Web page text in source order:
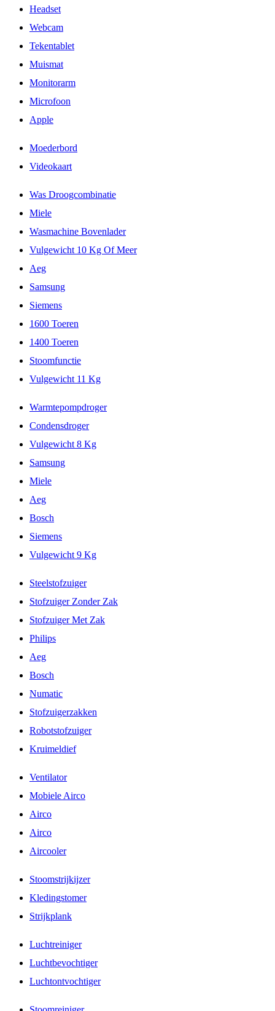
Headset
Webcam
Tekentablet
Muismat
Monitorarm
Microfoon
Apple
Moederbord
Videokaart
Was Droogcombinatie
Miele
Wasmachine Bovenlader
Vulgewicht 10 Kg Of Meer
Aeg
Samsung
Siemens
1600 Toeren
1400 Toeren
Stoomfunctie
Vulgewicht 11 Kg
Warmtepompdroger
Condensdroger
Vulgewicht 8 Kg
Samsung
Miele
Aeg
Bosch
Siemens
Vulgewicht 9 Kg
Steelstofzuiger
Stofzuiger Zonder Zak
Stofzuiger Met Zak
Philips
Aeg
Bosch
Numatic
Stofzuigerzakken
Robotstofzuiger
Kruimeldief
Ventilator
Mobiele Airco
Airco
Airco
Aircooler
Stoomstrijkijzer
Kledingstomer
Strijkplank
Luchtreiniger
Luchtbevochtiger
Luchtontvochtiger